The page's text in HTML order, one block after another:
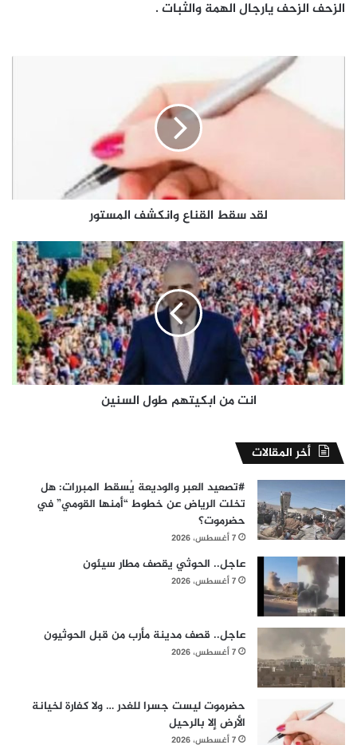
الزحف الزحف يارجال الهمة والثبات .
وانكشف
المستور
لقد سقط القناع وانكشف المستور
انت
من
ابكيتهم
طول
السنين
انت من ابكيتهم طول السنين
أخر المقالات
#​تصعيد العبر والوديعة يُسقط المبررات: هل
تخلت الرياض عن خطوط “أمنها القومي” في
حضرموت؟
7 أغسطس، 2026
عاجل.. الحوثي يقصف مطار سيئون
7 أغسطس، 2026
عاجل.. قصف مدينة مأرب من قبل الحوثيون
7 أغسطس، 2026
حضرموت ليست جسرا للغدر … ولا كفارة لخيانة
الأرض إلا بالرحيل
7 أغسطس، 2026